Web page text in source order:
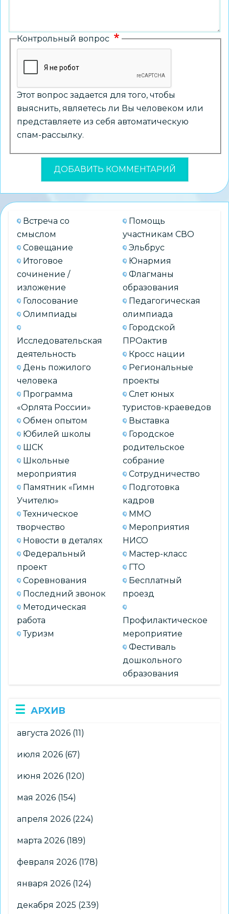
Контрольный вопрос
Этот вопрос задается для того, чтобы
выяснить, являетесь ли Вы человеком или
представляете из себя автоматическую
спам-рассылку.
Встреча со
смыслом
Совещание
Итоговое
сочинение /
изложение
Голосование
Олимпиады
Исследовательская
деятельность
День пожилого
человека
Программа
«Орлята России»
Обмен опытом
Юбилей школы
ШСК
Школьные
мероприятия
Памятник «Гимн
Учителю»
Техническое
творчество
Новости в деталях
Федеральный
проект
Соревнования
Последний звонок
Методическая
работа
Туризм
Помощь
участникам СВО
Эльбрус
Юнармия
Флагманы
образования
Педагогическая
олимпиада
Городской
ПРОактив
Кросс нации
Региональные
проекты
Слет юных
туристов-краеведов
Выставка
Городское
родительское
собрание
Сотрудничество
Подготовка
кадров
ММО
Мероприятия
НИСО
Мастер-класс
ГТО
Бесплатный
проезд
Профилактическое
мероприятие
Фестиваль
дошкольного
образования
АРХИВ
августа 2026 (11)
июля 2026 (67)
июня 2026 (120)
мая 2026 (154)
апреля 2026 (224)
марта 2026 (189)
февраля 2026 (178)
января 2026 (124)
декабря 2025 (239)